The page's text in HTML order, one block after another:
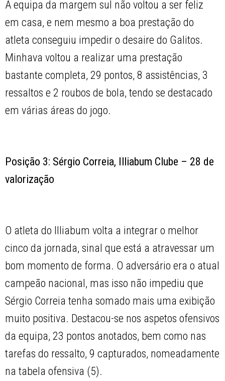
A equipa da margem sul não voltou a ser feliz
em casa, e nem mesmo a boa prestação do
atleta conseguiu impedir o desaire do Galitos.
Minhava voltou a realizar uma prestação
bastante completa, 29 pontos, 8 assistências, 3
ressaltos e 2 roubos de bola, tendo se destacado
em várias áreas do jogo.
Posição 3: Sérgio Correia, Illiabum Clube – 28 de
valorização
O atleta do Illiabum volta a integrar o melhor
cinco da jornada, sinal que está a atravessar um
bom momento de forma. O adversário era o atual
campeão nacional, mas isso não impediu que
Sérgio Correia tenha somado mais uma exibição
muito positiva. Destacou-se nos aspetos ofensivos
da equipa, 23 pontos anotados, bem como nas
tarefas do ressalto, 9 capturados, nomeadamente
na tabela ofensiva (5).